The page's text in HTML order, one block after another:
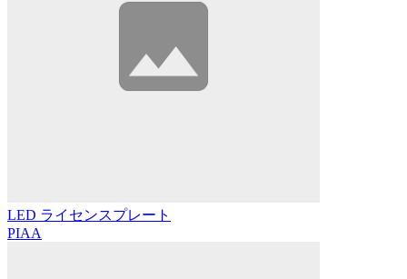
LED ライセンスプレート
PIAA